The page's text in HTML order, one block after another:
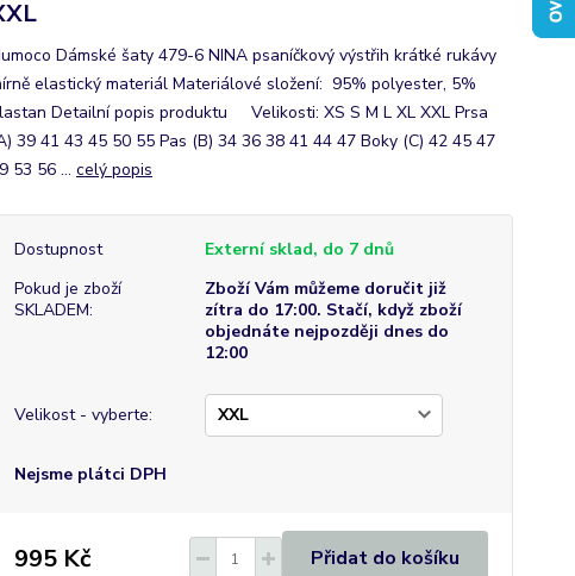
Dámské šaty 479-6 NINA psaníčkový výstřih krátké rukávy
elastický materiál Materiálové složení: 95% polyester, 5%
Detailní popis produktu Velikosti: XS S M L XL XXL Prsa
39 41 43 45 50 55 Pas (B) 34 36 38 41 44 47 Boky (C) 42 45 47
53 56 ... celý popis
Dostupnost
Externí sklad, do 7 dnů
Pokud je zboží
SKLADEM:
Zboží Vám můžeme doručit již
zítra do 17:00. Stačí, když zboží
objednáte nejpozději dnes do
12:00
Velikost - vyberte:
Nejsme plátci DPH
995 Kč Přidat do košíku